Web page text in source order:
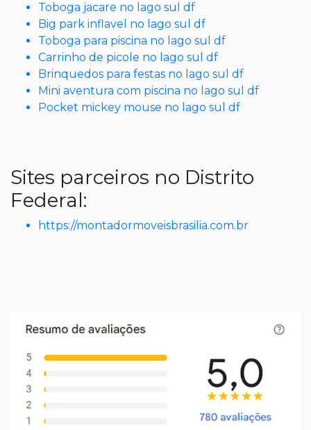
Toboga jacare no lago sul df
Big park inflavel no lago sul df
Toboga para piscina no lago sul df
Carrinho de picole no lago sul df
Brinquedos para festas no lago sul df
Mini aventura com piscina no lago sul df
Pocket mickey mouse no lago sul df
Sites parceiros no Distrito
Federal:
https://montadormoveisbrasilia.com.br